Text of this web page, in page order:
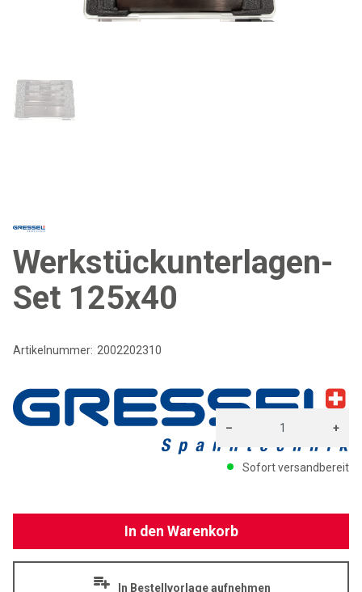
Werkstückunterlagen-
Set 125x40
Artikelnummer: 2002202310
Sofort versandbereit
– +
Menge: 1
In den Warenkorb
In Bestellvorlage aufnehmen